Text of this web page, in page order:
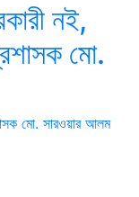
নই,
মো.
মো. সারওয়ার আলম